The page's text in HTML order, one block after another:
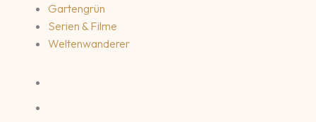
Gartengrün
Serien & Filme
Weltenwanderer